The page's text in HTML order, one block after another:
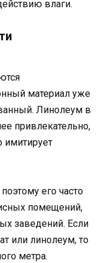
влаги.
материал уже
Линолеум в
привлекательно,
имитирует
его часто
помещений,
заведений. Если
или линолеум, то
метра.